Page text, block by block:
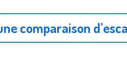
comparaison